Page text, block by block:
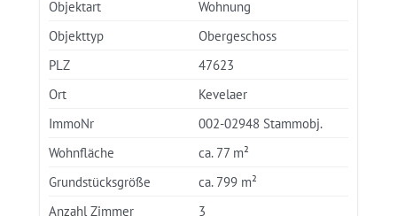
Objektart
Wohnung
Objekttyp
Obergeschoss
PLZ
47623
Ort
Kevelaer
ImmoNr
002-02948 Stammobj.
Wohnfläche
ca. 77 m²
Grundstücksgröße
ca. 799 m²
Anzahl Zimmer
3